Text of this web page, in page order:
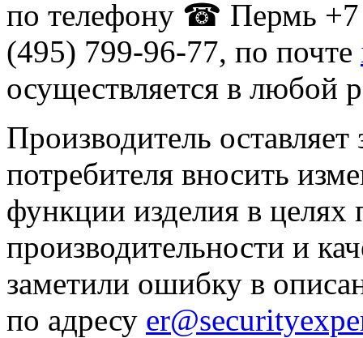
по телефону ☎ Пермь
(495) 799-96-77, по почте
осуществляется в любой
Производитель
потребителя вносить
функции изделия в
производительности и
заметили ошибку в
по адресу